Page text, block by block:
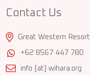
Contact Us
Great Western Resort
+62 8567 447 780
info [at] wihara.org